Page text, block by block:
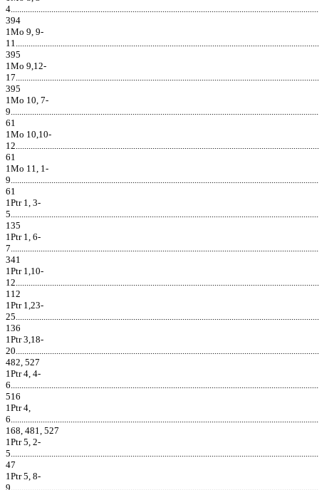
394
1Mo 9, 9-
395
1Mo 9,12-
395
1Mo 10, 7-
61
1Mo 10,10-
61
1Mo 11, 1-
61
1Ptr 1, 3-
135
1Ptr 1, 6-
341
1Ptr 1,10-
112
1Ptr 1,23-
136
1Ptr 3,18-
482, 527
1Ptr 4, 4-
516
1Ptr 4,
168, 481, 527
1Ptr 5, 2-
47
1Ptr 5, 8-